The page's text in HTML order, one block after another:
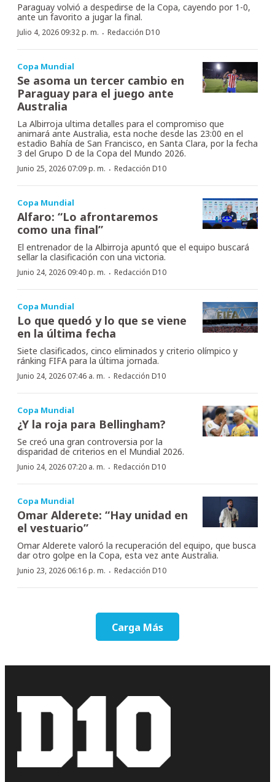
Paraguay volvió a despedirse de la Copa, cayendo por 1-0,
ante un favorito a jugar la final.
Julio 4, 2026 09:32 p. m. · Redacción D10
Copa Mundial
Se asoma un tercer cambio en
Paraguay para el juego ante
Australia
La Albirroja ultima detalles para el compromiso que
animará ante Australia, esta noche desde las 23:00 en el
estadio Bahía de San Francisco, en Santa Clara, por la fecha
3 del Grupo D de la Copa del Mundo 2026.
Junio 25, 2026 07:09 p. m. · Redacción D10
Copa Mundial
Alfaro: “Lo afrontaremos
como una final”
El entrenador de la Albirroja apuntó que el equipo buscará
sellar la clasificación con una victoria.
Junio 24, 2026 09:40 p. m. · Redacción D10
Copa Mundial
Lo que quedó y lo que se viene
en la última fecha
Siete clasificados, cinco eliminados y criterio olímpico y
ránking FIFA para la última jornada.
Junio 24, 2026 07:46 a. m. · Redacción D10
Copa Mundial
¿Y la roja para Bellingham?
Se creó una gran controversia por la
disparidad de criterios en el Mundial 2026.
Junio 24, 2026 07:20 a. m. · Redacción D10
Copa Mundial
Omar Alderete: “Hay unidad en
el vestuario”
Omar Alderete valoró la recuperación del equipo, que busca
dar otro golpe en la Copa, esta vez ante Australia.
Junio 23, 2026 06:16 p. m. · Redacción D10
Carga Más